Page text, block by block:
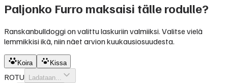
Paljonko Furro maksaisi tälle rodulle?
Ranskanbulldoggi on valittu laskuriin valmiiksi. Valitse vielä
lemmikkisi ikä, niin näet arvion kuukausiosuudesta.
Koira Kissa
ROTU Ladataan...